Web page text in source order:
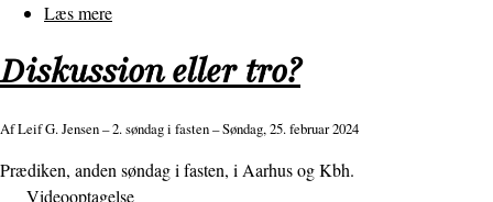
Læs mere
Midtfastesøndag
Diskussion eller tro?
AfLeif G. Jensen– 2. søndag i fasten – Søndag, 25. februar 2024
Prædiken, anden søndag i fasten, i Aarhus og Kbh.
Videooptagelse